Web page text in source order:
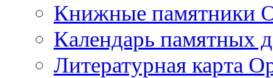
Книжные памятники
Календарь памятных
Литературная карта